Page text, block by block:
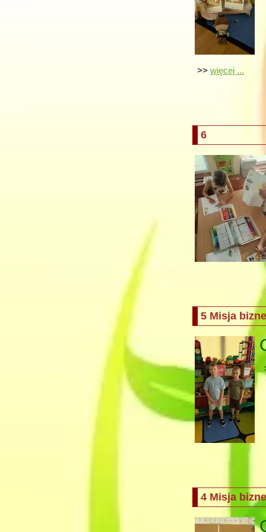
>> więcej ...
6
5 Misja
4 Misja